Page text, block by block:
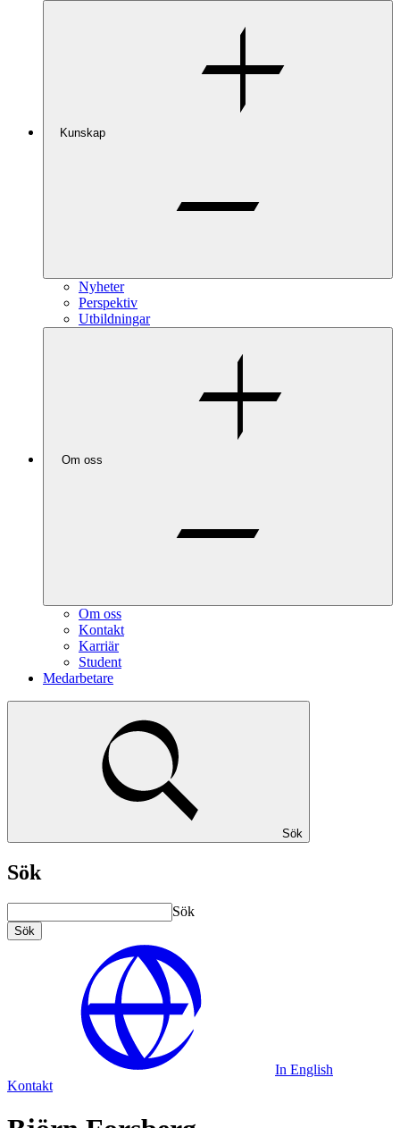
Kunskap
Nyheter
Perspektiv
Utbildningar
Om oss
Om oss
Kontakt
Karriär
Student
Medarbetare
Sök
Sök
Sök
Sök
In English
Kontakt